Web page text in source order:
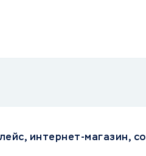
интернет-магазин,